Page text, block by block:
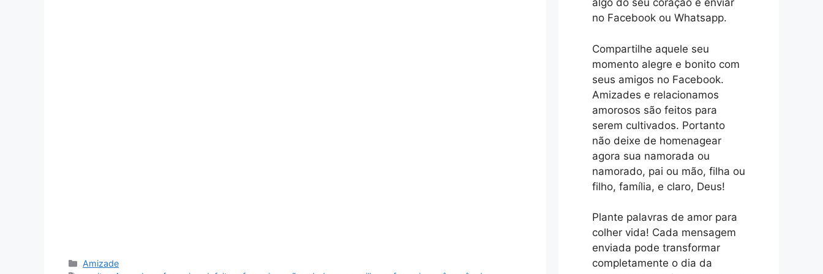
Categorias
Amizade
algo do seu coração e enviar
no Facebook ou Whatsapp.
Compartilhe aquele seu
momento alegre e bonito com
seus amigos no Facebook.
Amizades e relacionamos
amorosos são feitos para
serem cultivados. Portanto
não deixe de homenagear
agora sua namorada ou
namorado, pai ou mão, filha ou
filho, família, e claro, Deus!
Plante palavras de amor para
colher vida! Cada mensagem
enviada pode transformar
completamente o dia da